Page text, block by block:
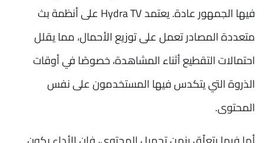
فيها الجمهور عادة. يعتمد Hydra TV على أنظمة بث
متعددة المصادر تعمل على توزيع الأحمال، مما يقلل
احتمالات التقطيع أثناء المشاهدة، خصوصًا في أوقات
الذروة التي يتكدس فيها المستخدمون على نفس
المحتوى.